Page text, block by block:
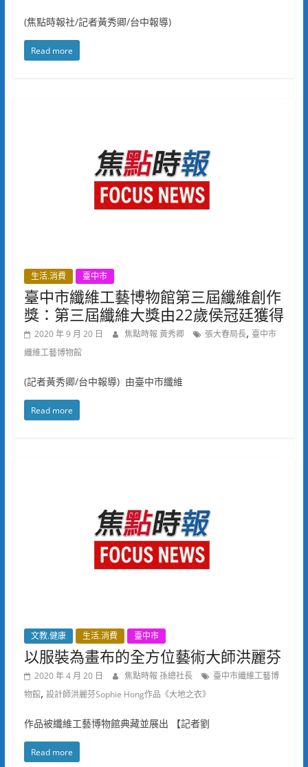
(焦點時報社/記者黃秀卿/台中報導)
Read more
生活.消費 臺中市
臺中市纖維工藝博物館第三屆纖維創作
獎：第三屆纖維大獎由22歲侯冠廷獲得
2020 年 9 月 20 日 焦點時報 黃秀卿 張大春局長, 臺中市
纖維工藝博物館
(記者黃秀卿/台中報導) 由臺中市纖維
Read more
文教.健康 生活.消費 臺中市
以服裝為畫布的全方位藝術大師洪麗芬
2020 年 4 月 20 日 焦點時報 孫總社長
臺中市纖維工藝博
物館, 設計師洪麗芬Sophie Hong作品《大地之衣》
作品被纖維工藝博物館典藏並展出 【記者劉
Read more